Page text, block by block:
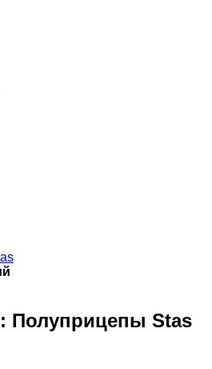
Полуприцепы Stas